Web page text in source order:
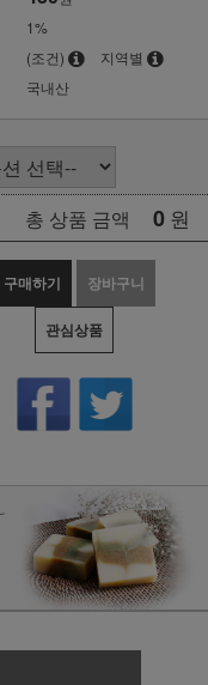
1%
(조건)
지역별
국내산
총 상품 금액 0 원
구매하기 장바구니
관심상품